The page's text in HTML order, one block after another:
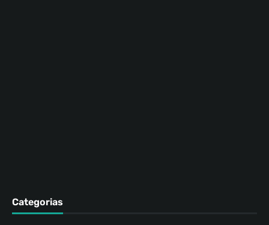
Categorias